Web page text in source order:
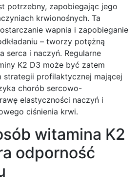
potrzebny, zapobiegając jego
krwionośnych. Ta
wapnia i zapobieganie
– tworzy potężną
serca i naczyń. Regularne
K2 D3 może być zatem
strategii profilaktycznej mającej
chorób sercowo-
elastyczności naczyń i
ciśnienia krwi.
witamina K2
odporność